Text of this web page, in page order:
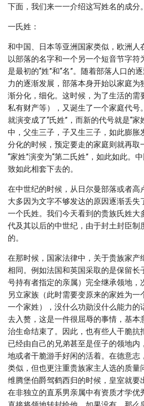
下面，我们来一一介绍这写姓名的成分。
一氏姓：
和中国、日本等亚洲国家类似，欧洲人
以部落的名字和一个另一个短音节字符
是最初的“姓”和“名”。随着部落人口的
力的逐渐发展，部落本身开始以家庭为
渐分化，细化。这时候，为了生活的需
私有财产等），又诞生了一个家庭代号
就演变成了“氏姓”，而新的代号就是“家
中，父生三子，子又生三子，如此膨胀
分化的时候，预定要走的家庭则就再取
“家姓”演变为“第二氏姓”，如此如此。中
致如此相套下去的。
在中世纪的时候，从日尔曼部落或者高
大多因为文字不够发达的原因逐渐丢失
一个氏姓。我们今天看到的贵族氏姓大
代及其以后的中世纪，由于封土封臣制
的。
在那时候，国家法律中，关于贵族家产
相同。例如法国和英国采取的是保留长
号持有者指定的亲属）完全继承领地，
另立家族（此时需要变原来的家姓为一
一个家姓），没什么功勋没什么能力的
去入赘，这是一件很屈辱的事情，基本
治生命结束了。因此，也有些人干脆抗
已经由自己的兄弟甚至是侄子的领地内
地或者干脆游手好闲的活着。在德意志
类似，但也更注重贵族家主人选的质量
维腾堡伯爵驾鹤西归的时候，皇室就要
在非独立的直系男亲属中有资质才学优